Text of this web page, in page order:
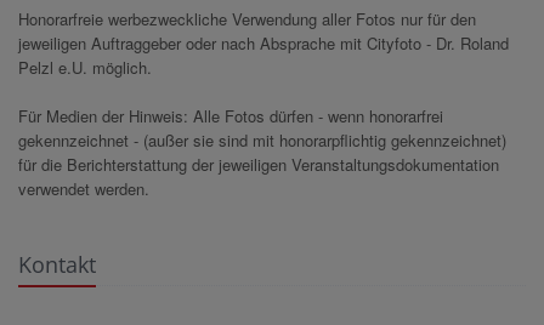
Honorarfreie werbezweckliche Verwendung aller Fotos nur für den
jeweiligen Auftraggeber oder nach Absprache mit Cityfoto - Dr. Roland
Pelzl e.U. möglich.
Für Medien der Hinweis: Alle Fotos dürfen - wenn honorarfrei
gekennzeichnet - (außer sie sind mit honorarpflichtig gekennzeichnet)
für die Berichterstattung der jeweiligen Veranstaltungsdokumentation
verwendet werden.
Kontakt